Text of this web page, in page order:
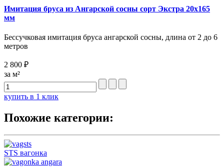
Имитация бруса из Ангарской сосны сорт Экстра 20х165
мм
Бессучковая имитация бруса ангарской сосны, длина от 2 до 6
метров
2 800 ₽
за м²
купить в 1 клик
Похожие категории:
STS вагонка